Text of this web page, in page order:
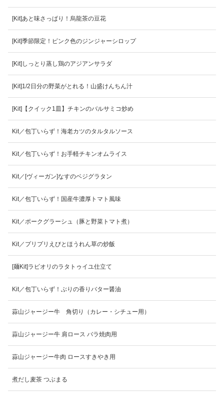
[Kit]あと味さっぱり！烏龍茶の豆花
[Kit]季節限定！ピンク色のジンジャーシロップ
[Kit]しっとり蒸し鶏のアジアンサラダ
[Kit]1/2日分の野菜がとれる！山盛けんちん汁
[Kit]【クイック1皿】チキンのバルサミコ炒め
Kit／包丁いらず！海老カツのタルタルソース
Kit／包丁いらず！お手軽チキンオムライス
Kit／[ヴィーガン]なすのベジグラタン
Kit／包丁いらず！国産牛濃厚トマト風味
Kit／ポークグラーシュ（豚と野菜トマト煮）
Kit／プリプリえびとほうれん草の炒飯
[麺Kit]ラビオリのラタトゥイユ仕立て
Kit／包丁いらず！ぶりの香りバター醤油
蒜山ジャージー牛 角切り（カレー・シチュー用）
蒜山ジャージー牛 肩ロース バラ焼肉用
蒜山ジャージー牛肉 ロースすきやき用
煮だし麦茶 つぶまる